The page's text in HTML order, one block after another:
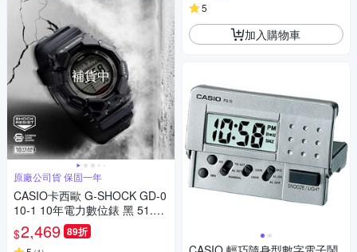
補貨中
原廠公司貨 保固一年
CASIO卡西歐 G-SHOCK GD-0
10-1 10年電力數位錶 黑 51.9
mm
$2,469 89折
5
加入購物車